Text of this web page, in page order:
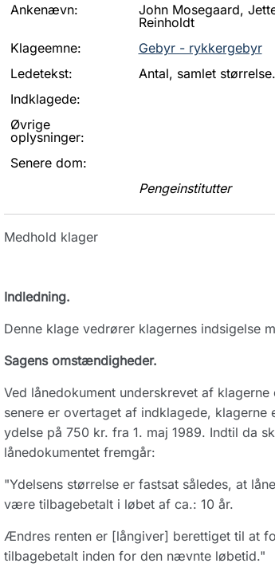
Ankenævn:
John Mosegaard,
Reinholdt
Klageemne:
Gebyr - rykkergebyr
Ledetekst:
Antal, samlet størrelse.
Indklagede:
Øvrige
oplysninger:
Senere dom:
Pengeinstitutter
Medhold klager
Indledning.
Denne klage vedrører klagernes indsigelse
Sagens omstændigheder.
Ved lånedokument underskrevet af
senere er overtaget af indklagede,
ydelse på 750 kr. fra 1. maj 1989. Indtil da
lånedokumentet fremgår:
"Ydelsens størrelse er fastsat således, at
være tilbagebetalt i løbet af ca.: 10 år.
Ændres renten er [långiver] berettiget til at
tilbagebetalt inden for den nævnte løbetid."